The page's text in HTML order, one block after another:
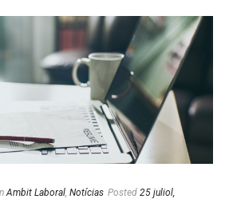
Ambit Laboral Notícias Posted 25 juliol,